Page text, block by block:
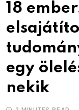
18
egy
nekik